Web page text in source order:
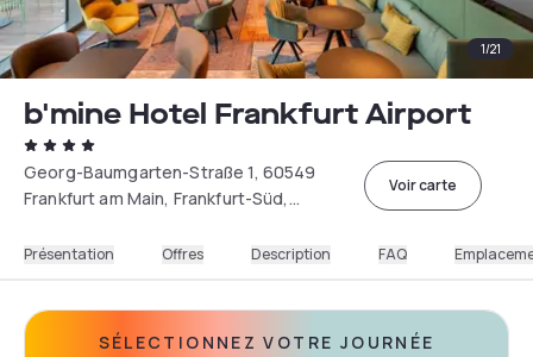
1/21
b'mine Hotel Frankfurt Airport
Georg-Baumgarten-Straße 1, 60549
Frankfurt am Main, Frankfurt-Süd,
Voir carte
Présentation Offres Description FAQ
SÉLECTIONNEZ VOTRE JOURNÉE